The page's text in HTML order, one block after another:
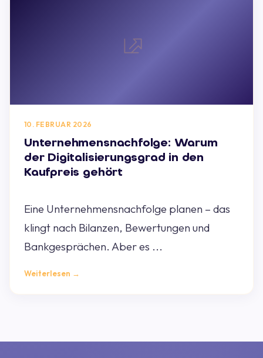
10. FEBRUAR 2026
Unternehmensnachfolge: Warum
der Digitalisierungsgrad in den
Kaufpreis gehört
Eine Unternehmensnachfolge planen – das
klingt nach Bilanzen, Bewertungen und
Bankgesprächen. Aber es ...
Weiterlesen →